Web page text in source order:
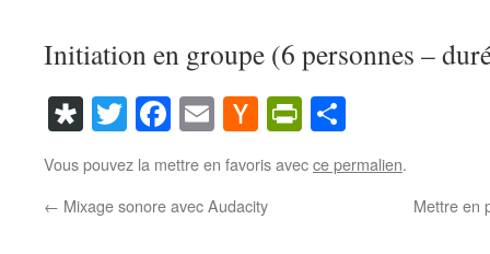
Initiation en groupe (6 personnes –
Diaspora
TwitterFacebook
EmailHacker
News
PrintFriendly
Vous pouvez la mettre en favoris avecce permalien.
← Mixage sonore avec Audacity Mettre en